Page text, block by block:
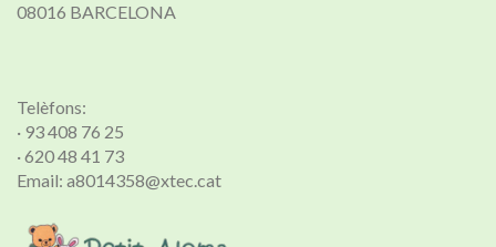
08016 BARCELONA
Telèfons:
· 93 408 76 25
· 620 48 41 73
Email: a8014358@xtec.cat